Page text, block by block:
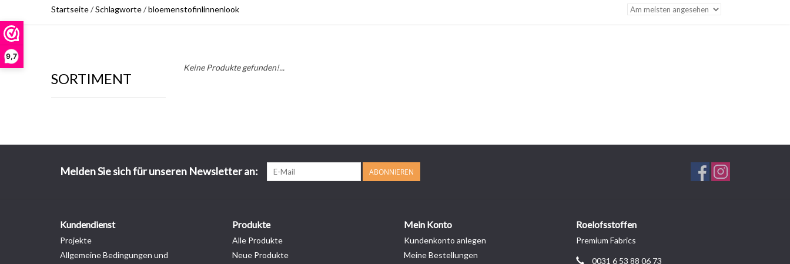
9,7
Startseite/Schlagworte/bloemenstofinlinnenlook
SORTIMENT
Keine Produkte gefunden!...
Melden Sie sich für unseren Newsletter an: ABONNIEREN
Kundendienst
Projekte
Allgemeine Bedingungen und
Produkte
Alle Produkte
Neue Produkte
Mein Konto
Kundenkonto anlegen
Meine Bestellungen
Roelofsstoffen
Premium Fabrics
0031 6 53 88 06 73